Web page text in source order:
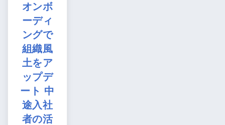
オンボ
ーディ
ングで
組織風
土をア
ップデ
ート 中
途入社
者の活